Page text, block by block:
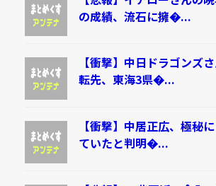
の成績、流石に擁�...
【衝撃】中日ドラゴンズ
転先、東海3県�...
【衝撃】中居正広、極秘
ていたと判明�...